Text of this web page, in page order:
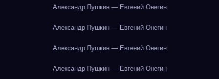
Александр Пушкин — Евгений Онегин
Александр Пушкин — Евгений Онегин
Александр Пушкин — Евгений Онегин
Александр Пушкин — Евгений Онегин